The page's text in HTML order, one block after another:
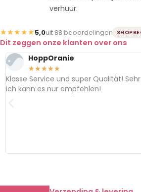
verhuur.
★★★★★5,0uit 88 beoordelingen
Dit zeggen onze klanten over ons
HoppOranie
★★★★★
Klasse Service und super Qualität!
ich kann es nur empfehlen!